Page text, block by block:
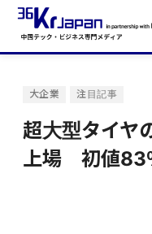
大企業 注目記事
超大型タイヤ
上場 初値83